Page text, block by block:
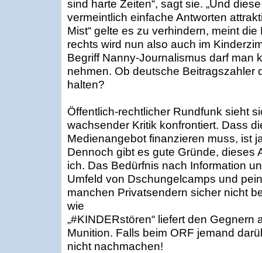
sind harte Zeiten“, sagt sie. „Und
vermeintlich einfache Antworten
Mist“ gelte es zu verhindern, meint
rechts wird nun also auch im
Begriff Nanny-Journalismus darf man
nehmen. Ob deutsche Beitragszahler
halten?
Öffentlich-rechtlicher Rundfunk sieht
wachsender Kritik konfrontiert. Dass
Medienangebot finanzieren muss, ist
Dennoch gibt es gute Gründe, dieses
ich. Das Bedürfnis nach Information
Umfeld von Dschungelcamps und
manchen Privatsendern sicher nicht
wie
„#KINDERstören“ liefert den Gegnern
Munition. Falls beim ORF jemand
nicht nachmachen!